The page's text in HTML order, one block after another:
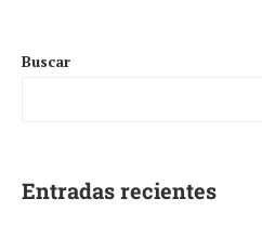
Buscar
Entradas recientes